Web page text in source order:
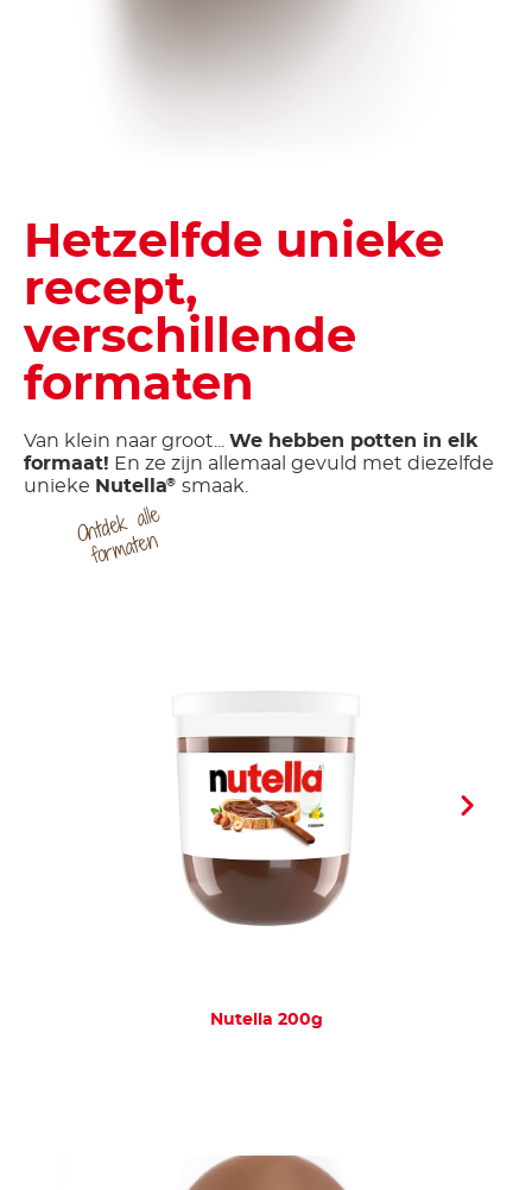
Hetzelfde unieke
recept,
verschillende
formaten
Van klein naar groot... We hebben potten in elk
formaat! En ze zijn allemaal gevuld met diezelfde
unieke Nutella® smaak.
O
ntd
ek
all
e
for
mat
e
n
Nutella 200g